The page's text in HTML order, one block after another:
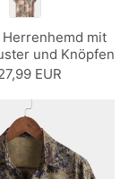
Herrenhemd mit
und Knöpfen
EUR